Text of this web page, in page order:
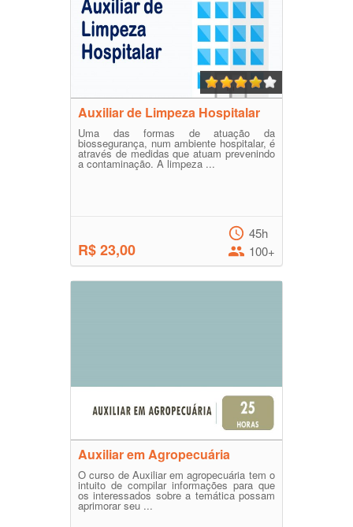
Auxiliar de Limpeza Hospitalar
Uma das formas de atuação da
biossegurança, num ambiente hospitalar, é
através de medidas que atuam prevenindo
a contaminação. A limpeza ...
R$ 23,00
45h
100+
Auxiliar em Agropecuária
O curso de Auxiliar em agropecuária tem o
intuito de compilar informações para que
os interessados sobre a temática possam
aprimorar seu ...